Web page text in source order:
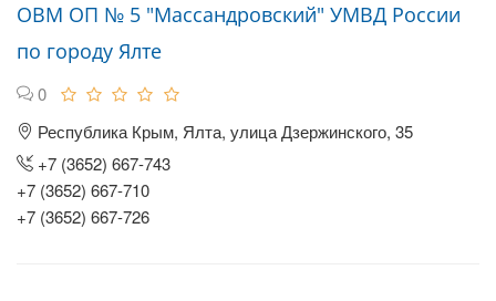
ОВМ ОП № 5 "Массандровский" УМВД России
по городу Ялте
0
Республика Крым, Ялта, улица Дзержинского, 35
+7 (3652) 667-743
+7 (3652) 667-710
+7 (3652) 667-726